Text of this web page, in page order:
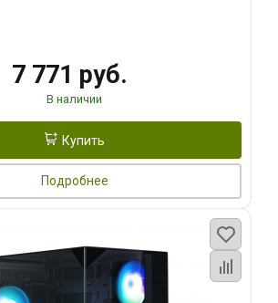
7 771 руб.
В наличии
Купить
Подробнее